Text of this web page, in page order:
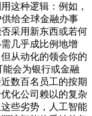
这种逻辑：例如，
给全球金融办事
采用新东西或若何
几乎成比例地增
从动化的领会你的
会为银行或金融
数百名员工的按期
化公司赖以的复杂
些劣势，人工智能